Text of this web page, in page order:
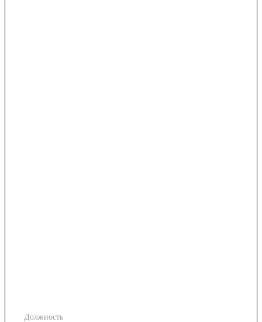
Должность